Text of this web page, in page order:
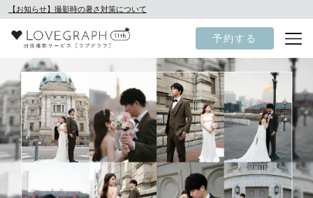
【お知らせ】撮影時の暑さ対策について
予約する